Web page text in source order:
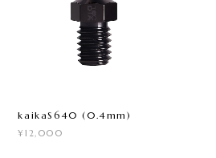
kaikaS640 (0.4mm)
¥12,000